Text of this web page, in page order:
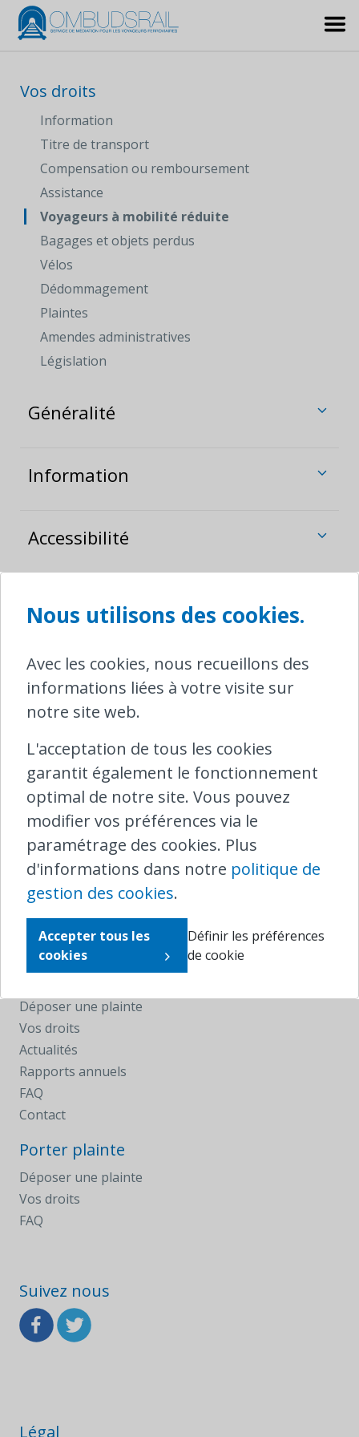
Vos droits
Information
Titre de transport
Compensation ou remboursement
Assistance
Voyageurs à mobilité réduite
Bagages et objets perdus
Vélos
Dédommagement
Plaintes
Amendes administratives
Législation
Généralité
Information
Accessibilité
Assistance
Dommages
Contact Ombudsrail
North Gate II,
Boulevard du Roi Albert II 8/5
1000 Bruxelles
T0800 25 095 (intérieur)
T+32 2 221 04 11 (depuis l'étranger)
plaintes@ombudsrail.be
Naviguer
Déposer une plainte
Vos droits
Actualités
Rapports annuels
FAQ
Contact
Porter plainte
Déposer une plainte
Vos droits
FAQ
Suivez nous
Légal
Nous utilisons des cookies.
Avec les cookies, nous recueillons des
informations liées à votre visite sur
notre site web.
L'acceptation de tous les cookies
garantit également le fonctionnement
optimal de notre site. Vous pouvez
modifier vos préférences via le
paramétrage des cookies. Plus
d'informations dans notre politique de
gestion des cookies.
Accepter tous les
cookies
Définir les préférences
de cookie